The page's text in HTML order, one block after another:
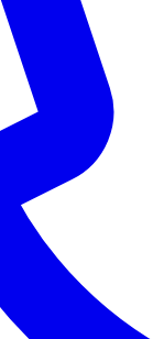
с адресной
Для жителей
точка
тему
содержание
и